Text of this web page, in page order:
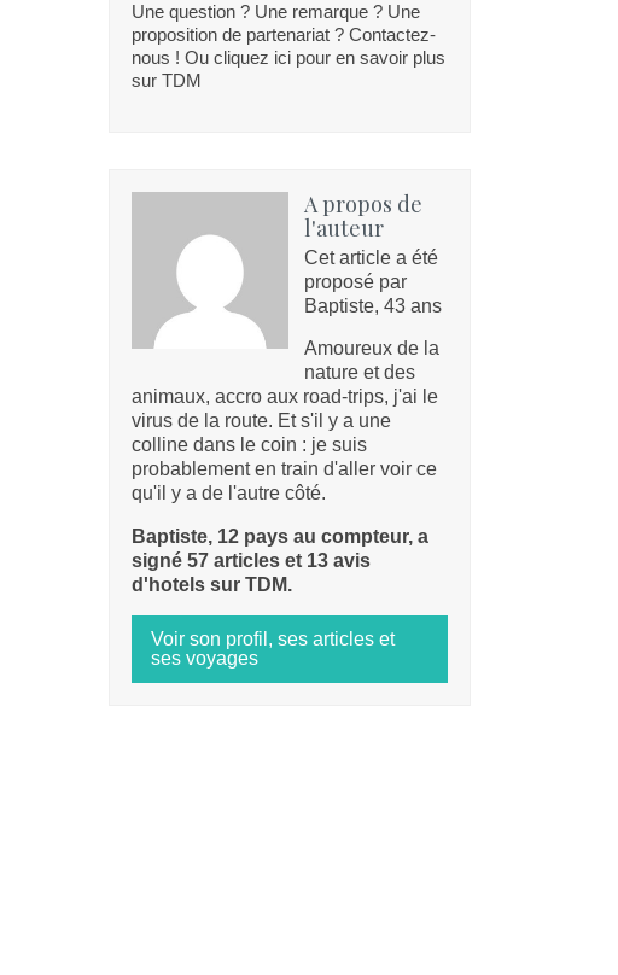
Une question ? Une remarque ? Une
proposition de partenariat ? Contactez-
nous ! Ou cliquez ici pour en savoir plus
sur TDM
A propos de
l'auteur
Cet article a été
proposé par
Baptiste, 43 ans
Amoureux de la
nature et des
animaux, accro aux road-trips, j'ai le
virus de la route. Et s'il y a une
colline dans le coin : je suis
probablement en train d'aller voir ce
qu'il y a de l'autre côté.
Baptiste, 12 pays au compteur, a
signé 57 articles et 13 avis
d'hotels sur TDM.
Voir son profil, ses articles et
ses voyages